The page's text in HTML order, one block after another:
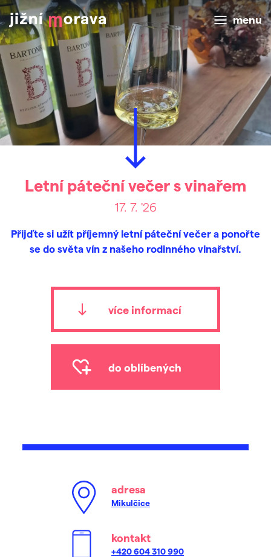
menu
Letní páteční večer s vinařem
17. 7. '26
Přijďte si užít příjemný letní páteční večer a ponořte
se do světa vín z našeho rodinného vinařství.
více informací
do oblíbených
adresa
Mikulčice
kontakt
+420 604 310 990